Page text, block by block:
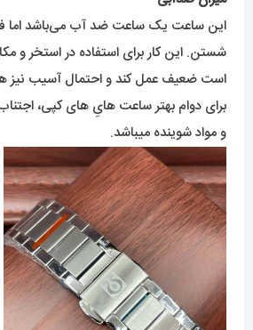
این ساعت یک ساعت ضد آب می‌باشد اما
شستن. این کار برای استفاده در استخر و
است ضعیف عمل کند و احتمال آسیب
برای دوام بهتر ساعت هایِ های کپی،
و مواد شوینده میباشد.